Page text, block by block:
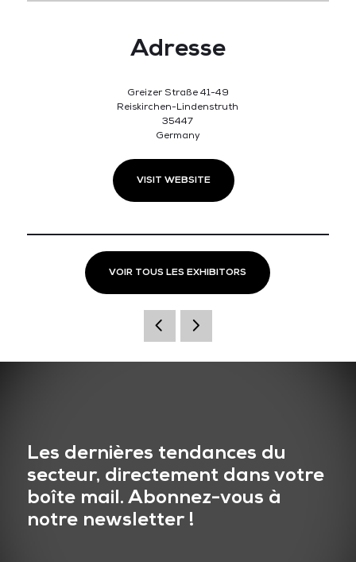
Adresse
Greizer Straße 41-49
Reiskirchen-Lindenstruth
35447
Germany
VISIT WEBSITE
VOIR TOUS LES EXHIBITORS
Les dernières tendances du
secteur, directement dans votre
boîte mail. Abonnez-vous à
notre newsletter !